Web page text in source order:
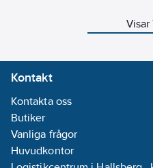
grundmaterialet
kan SCR monteras
förborrat hål eller
Gripper All
väggplugg. Har
en skruv Ø 5,1 mm
Visar
Kontakt
Kontakta oss
Butiker
Vanliga frågor
Huvudkontor